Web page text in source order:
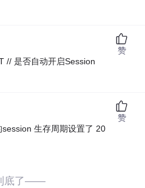
// 是否自动开启Session
赞
生存周期设置了 20
赞
了——